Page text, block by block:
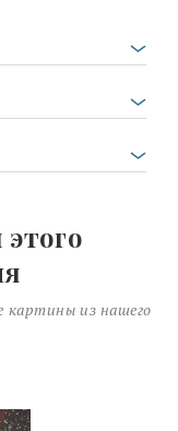
картины из нашего